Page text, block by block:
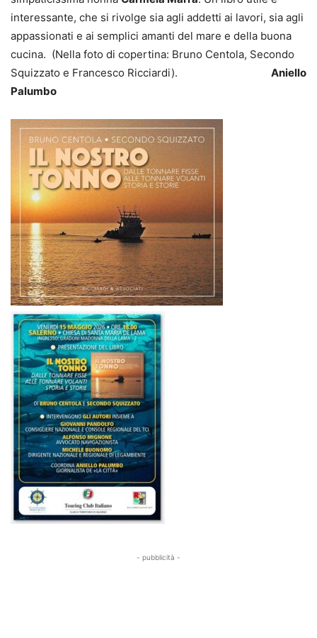
interessante, che si rivolge sia agli addetti ai lavori, sia agli
appassionati e ai semplici amanti del mare e della buona
cucina. (Nella foto di copertina: Bruno Centola, Secondo
Squizzato e Francesco Ricciardi). Aniello
Palumbo
- pubblicità -